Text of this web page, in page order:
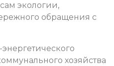
экологии,
обращения с
хозяйства